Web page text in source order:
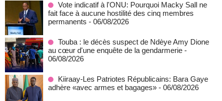
Vote indicatif à l'ONU: Pourquoi Macky Sall ne
fait face à aucune hostilité des cinq membres
permanents - 06/08/2026
Touba : le décès suspect de Ndèye Amy Dione
au cœur d'une enquête de la gendarmerie -
06/08/2026
Kiiraay-Les Patriotes Républicains: Bara Gaye
adhère «avec armes et bagages» - 06/08/2026